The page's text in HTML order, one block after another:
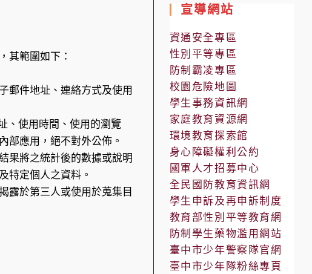
其範圍如下：
郵件地址、連絡方式及使用
、使用時間、使用的瀏覽
部應用，絕不對外公佈。
果將之統計後的數據或說明
特定個人之資料。
露於第三人或使用於蒐集目
公
告
宣導網站
資通安全專區
性別平等專區
防制霸凌專區
校園危險地圖
學生事務資訊網
家庭教育資源網
環境教育探索館
身心障礙權利公約
國軍人才招募中心
全民國防教育資訊網
學生申訴及再申訴制度
教育部性別平等教育網
防制學生藥物濫用網站
臺中市少年警察隊官網
臺中市少年隊粉絲專頁